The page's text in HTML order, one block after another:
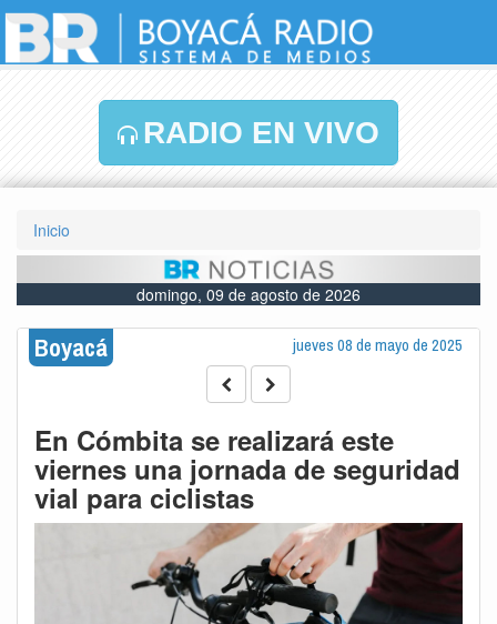
RADIO EN VIVO
Inicio
domingo, 09 de agosto de 2026
Boyacá jueves 08 de mayo de 2025
En Cómbita se realizará este
viernes una jornada de seguridad
vial para ciclistas